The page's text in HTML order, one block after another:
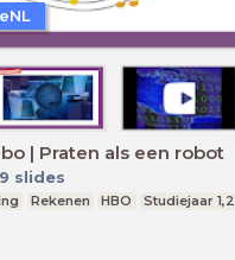
Digi-doener! Pabo | Praten als een robot
9 slides
Rekenen HBO Studiejaar 1,2